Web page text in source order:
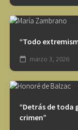
“Todo
marzo 3, 2026
“Detrás de toda
crimen”